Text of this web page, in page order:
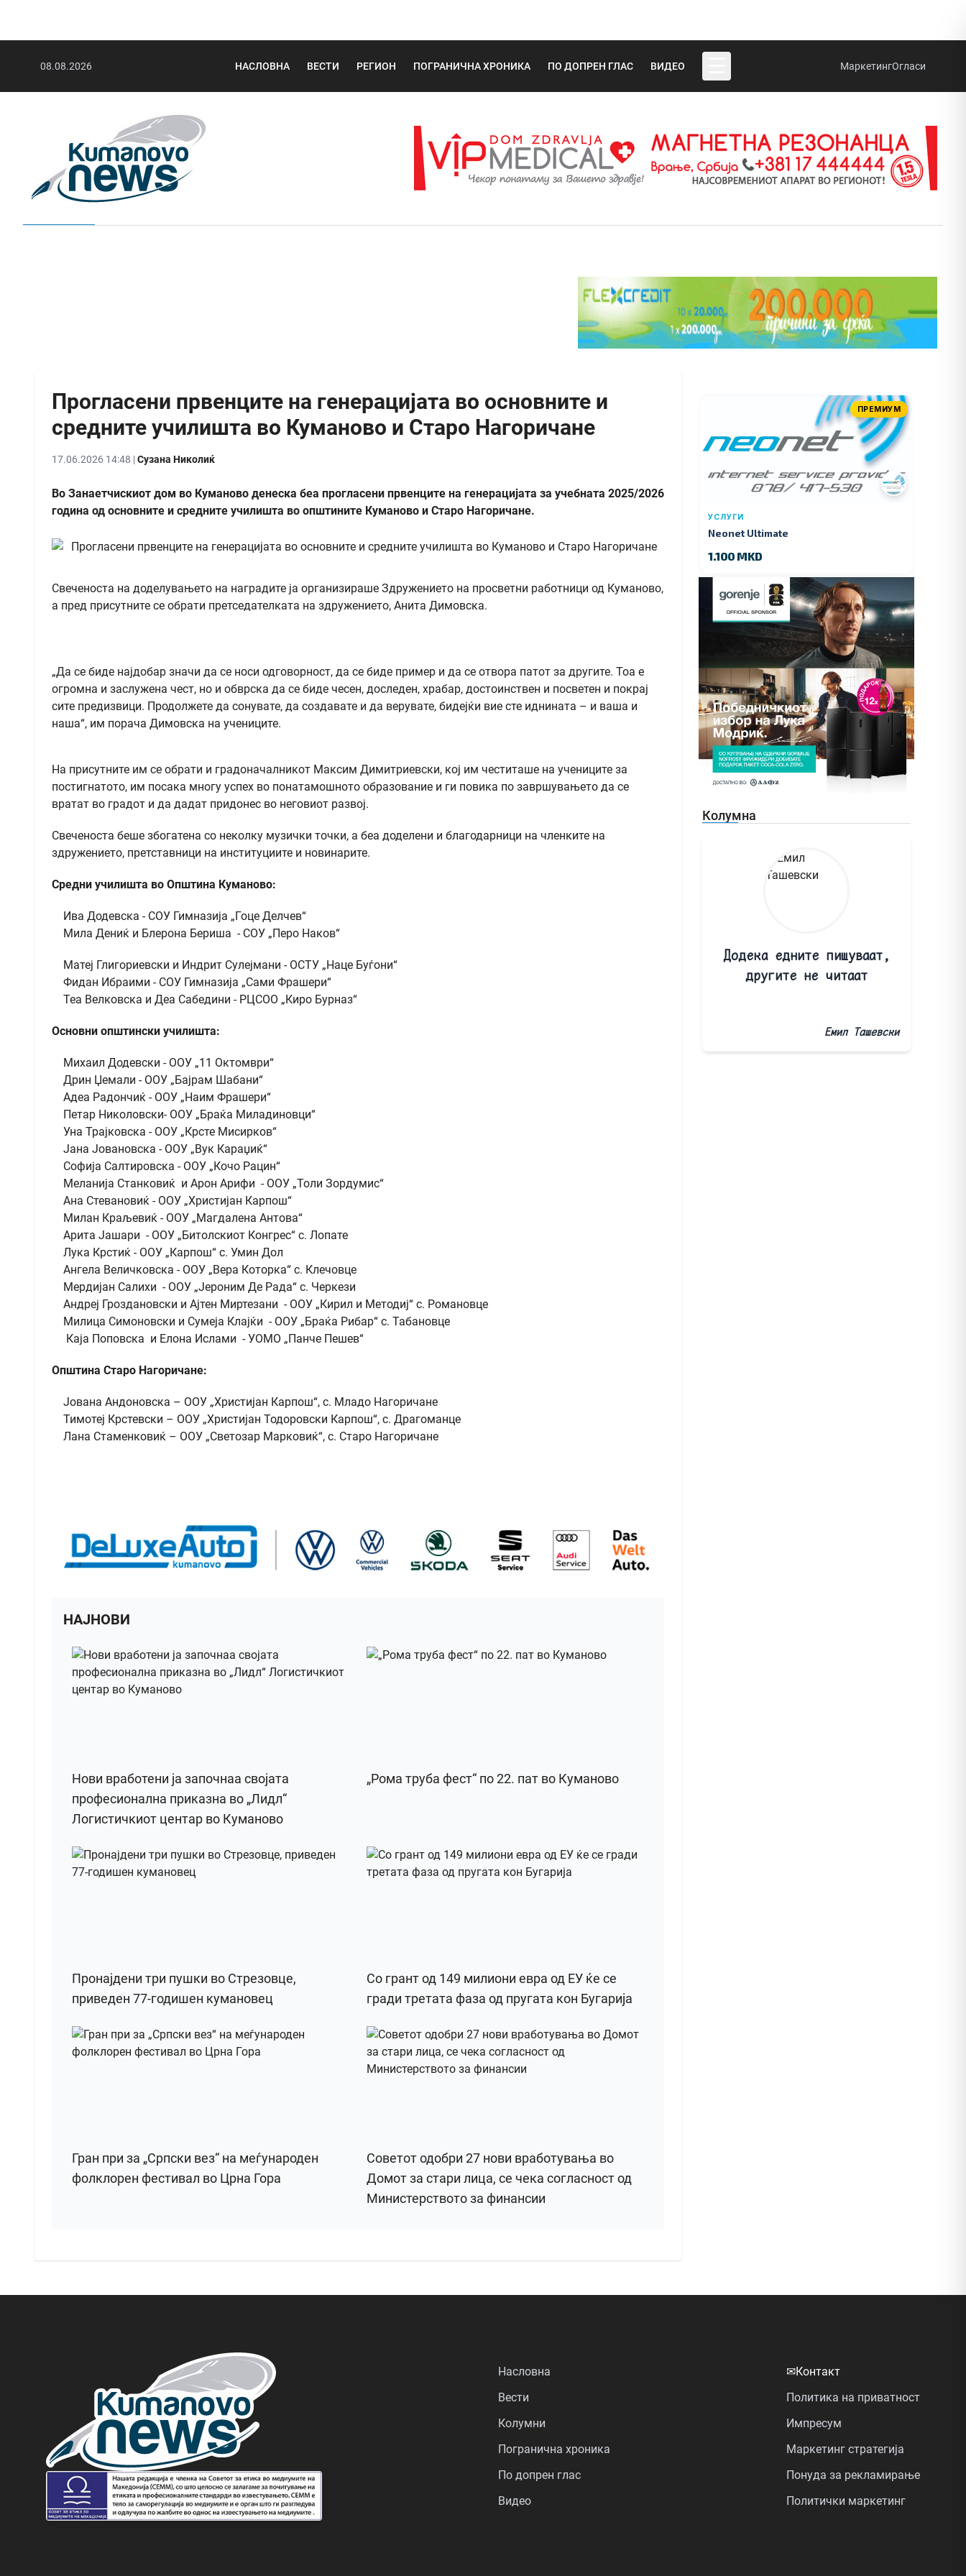
08.08.2026 НАСЛОВНА ВЕСТИ РЕГИОН ПОГРАНИЧНА ХРОНИКА ПО ДОПРЕН ГЛАС ВИДЕО МаркетингОгласи
Прогласени првенците на генерацијата во основните и
средните училишта во Куманово и Старо Нагоричане
17.06.2026 14:48 |Сузана Николиќ
Во Занаетчискиот дом во Куманово денеска беа прогласени првенците на генерацијата за учебната 2025/2026
година од основните и средните училишта во општините Куманово и Старо Нагоричане.
Свеченоста на доделувањето на наградите ја организираше Здружението на просветни работници од Куманово,
а пред присутните се обрати претседателката на здружението, Анита Димовска.
„Да се биде најдобар значи да се носи одговорност, да се биде пример и да се отвора патот за другите. Тоа е
огромна и заслужена чест, но и обврска да се биде чесен, доследен, храбар, достоинствен и посветен и покрај
сите предизвици. Продолжете да сонувате, да создавате и да верувате, бидејќи вие сте иднината – и ваша и
наша“, им порача Димовска на учениците.
На присутните им се обрати и градоначалникот Максим Димитриевски, кој им честиташе на учениците за
постигнатoто, им посака многу успех во понатамошното образование и ги повика по завршувањето да се
вратат во градот и да дадат придонес во неговиот развој.
Свеченоста беше збогатена со неколку музички точки, а беа доделени и благодарници на членките на
здружението, претставници на институциите и новинарите.
Средни училишта во Општина Куманово:
Ива Додевска - СОУ Гимназија „Гоце Делчев“
Мила Дениќ и Блерона Бериша - СОУ „Перо Наков“
Матеј Глигориевски и Индрит Сулејмани - ОСТУ „Наце Буѓони“
Фидан Ибраими - СОУ Гимназија „Сами Фрашери“
Теа Велковска и Деа Сабедини - РЦСОО „Киро Бурназ“
Основни општински училишта:
Михаил Додевски - ООУ „11 Октомври“
Дрин Џемали - ООУ „Бајрам Шабани“
Адеа Радончиќ - ООУ „Наим Фрашери“
Петар Николовски- ООУ „Браќа Миладиновци“
Уна Трајковска - ООУ „Крсте Мисирков“
Јана Јовановска - ООУ „Вук Караџиќ“
Софија Салтировска - ООУ „Кочо Рацин“
Меланија Станковиќ и Арон Арифи - ООУ „Толи Зордумис“
Ана Стевановиќ - ООУ „Христијан Карпош“
Милан Краљевиќ - ООУ „Магдалена Антова“
Арита Јашари - ООУ „Битолскиот Конгрес“ с. Лопате
Лука Крстиќ - ООУ „Карпош“ с. Умин Дол
Ангела Величковска - ООУ „Вера Которка“ с. Клечовце
Мердијан Салихи - ООУ „Јероним Де Рада“ с. Черкези
Андреј Гроздановски и Ајтен Миртезани - ООУ „Кирил и Методиј“ с. Романовце
Милица Симоновски и Сумеја Клајќи - ООУ „Браќа Рибар“ с. Табановце
Каја Поповска и Елона Ислами - УОМО „Панче Пешев“
Општина Старо Нагоричане:
Јована Андоновска – ООУ „Христијан Карпош“, с. Младо Нагоричане
Тимотеј Крстевски – ООУ „Христијан Тодоровски Карпош“, с. Драгоманце
Лана Стаменковиќ – ООУ „Светозар Марковиќ“, с. Старо Нагоричане
НАЈНОВИ
Нови вработени ја започнаа својата
професионална приказна во „Лидл“
Логистичкиот центар во Куманово
„Рома труба фест“ по 22. пат во Куманово
Пронајдени три пушки во Стрезовце,
приведен 77-годишен кумановец
Со грант од 149 милиони евра од ЕУ ќе се
гради третата фаза од пругата кон Бугарија
Гран при за „Српски вез“ на меѓународен
фолклорен фестивал во Црна Гора
Советот одобри 27 нови вработувања во
Домот за стари лица, се чека согласност од
Министерството за финансии
ПРЕМИУМ
УСЛУГИ
Neonet Ultimate
1.100 MKD
Колумна
Додека едните пишуваат,
другите не читаат
Емил Ташевски
Насловна
Вести
Колумни
Погранична хроника
По допрен глас
Видео
✉Контакт
Политика на приватност
Импресум
Маркетинг стратегија
Понуда за рекламирање
Политички маркетинг